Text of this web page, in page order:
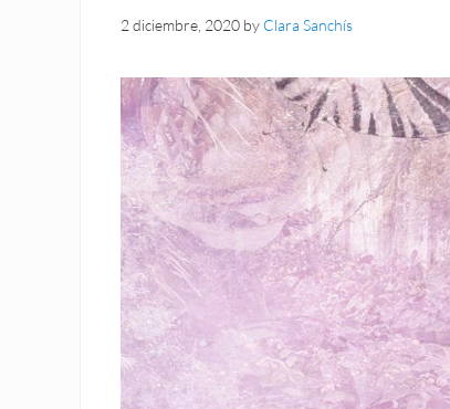
2 diciembre, 2020 by Clara Sanchís